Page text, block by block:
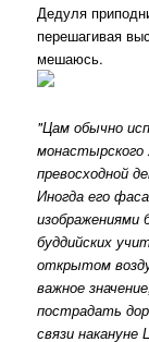
Дедуля
перешагивая
мешаюсь.
"Цам обычно
превосходной
Иногда его
буддийских
открытом
важное
пострадать
связи